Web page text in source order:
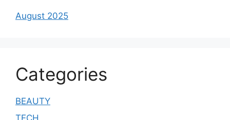
August 2025
Categories
BEAUTY